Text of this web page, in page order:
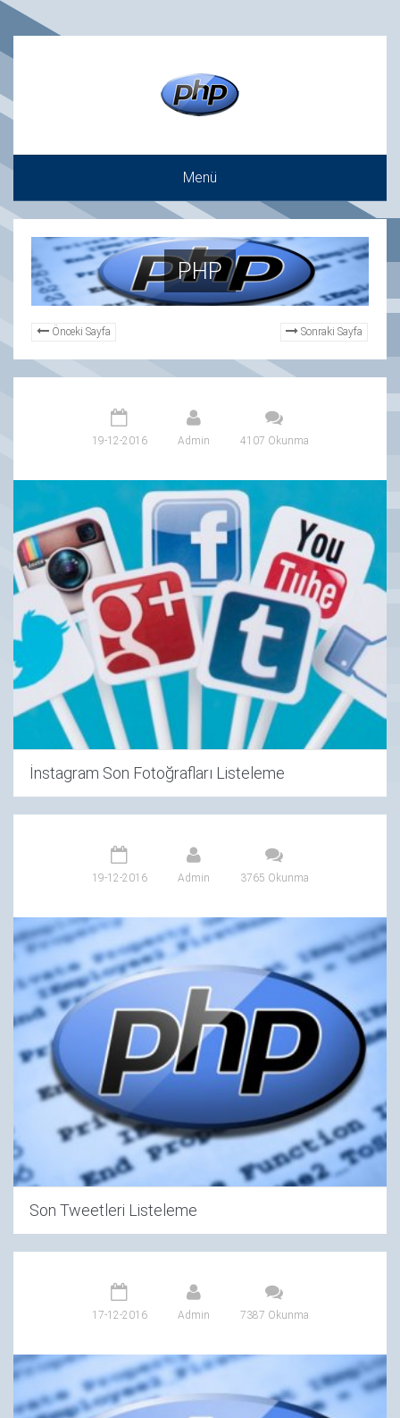
Menü
PHP
Önceki Sayfa Sonraki Sayfa
19-12-2016 Admin 4107 Okunma
İnstagram Son Fotoğrafları Listeleme
19-12-2016 Admin 3765 Okunma
Son Tweetleri Listeleme
17-12-2016 Admin 7387 Okunma